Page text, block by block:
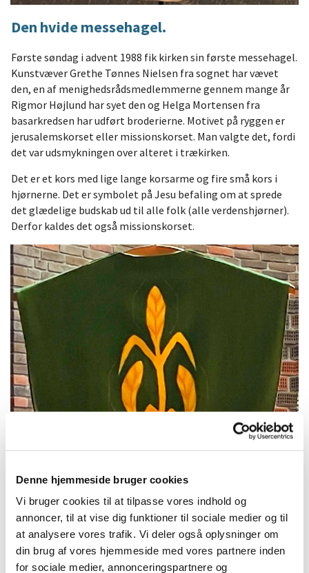
Denne hjemmeside bruger cookies
Vi bruger cookies til at tilpasse vores indhold og
annoncer, til at vise dig funktioner til sociale medier og til
at analysere vores trafik. Vi deler også oplysninger om
din brug af vores hjemmeside med vores partnere inden
for sociale medier, annonceringspartnere og
Den hvide messehagel.
Første søndag i advent 1988 fik kirken sin første messehagel.
Kunstvæver Grethe Tønnes Nielsen fra sognet har vævet
den, en af menighedsrådsmedlemmerne gennem mange år
Rigmor Højlund har syet den og Helga Mortensen fra
basarkredsen har udført broderierne. Motivet på ryggen er
jerusalemskorset eller missionskorset. Man valgte det, fordi
det var udsmykningen over alteret i trækirken.
Det er et kors med lige lange korsarme og fire små kors i
hjørnerne. Det er symbolet på Jesu befaling om at sprede
det glædelige budskab ud til alle folk (alle verdenshjørner).
Derfor kaldes det også missionskorset.
Den grønne messehagel.